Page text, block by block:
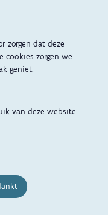
zorgen dat deze
cookies zorgen we
geniet.
van deze website